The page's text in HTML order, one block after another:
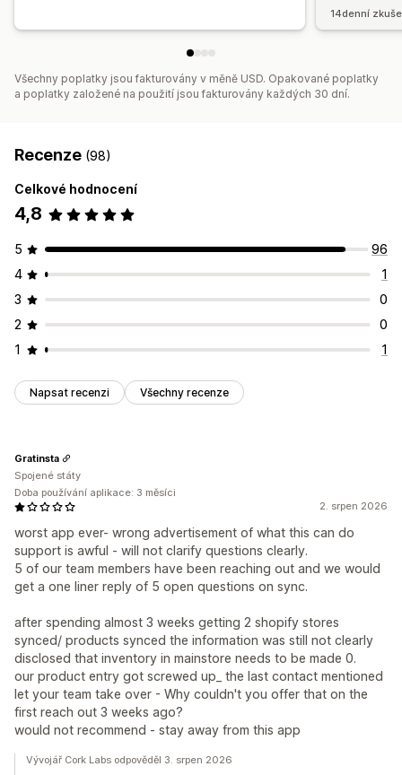
14denní
Všechny poplatky jsou fakturovány v měně USD. Opakované poplatky
a poplatky založené na použití jsou fakturovány každých 30 dní.
Recenze (98)
Celkové hodnocení
4,8
5
96
4
1
3
0
2
0
1
1
Napsat recenzi Všechny recenze
2. srpen 2026
worst app ever- wrong advertisement of what this can do
support is awful - will not clarify questions clearly.
5 of our team members have been reaching out and we would
get a one liner reply of 5 open questions on sync.
after spending almost 3 weeks getting 2 shopify stores
synced/ products synced the information was still not clearly
disclosed that inventory in mainstore needs to be made 0.
our product entry got screwed up_ the last contact mentioned
let your team take over - Why couldn't you offer that on the
first reach out 3 weeks ago?
would not recommend - stay away from this app
Gratinsta
Spojené státy
Doba používání aplikace: 3 měsíci
Vývojář Cork Labs odpověděl 3. srpen 2026